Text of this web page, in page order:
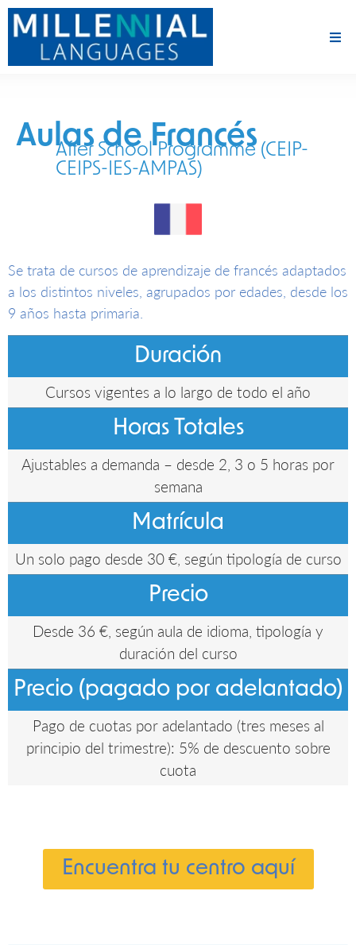
Aulas de Francés
After School Programme (CEIP-
CEIPS-IES-AMPAS)
Se trata de cursos de aprendizaje de francés adaptados
a los distintos niveles, agrupados por edades, desde los
9 años hasta primaria.
Duración
Cursos vigentes a lo largo de todo el año
Horas Totales
Ajustables a demanda – desde 2, 3 o 5 horas por
semana
Matrícula
Un solo pago desde 30 €, según tipología de curso
Precio
Desde 36 €, según aula de idioma, tipología y
duración del curso
Precio (pagado por adelantado)
Pago de cuotas por adelantado (tres meses al
principio del trimestre): 5% de descuento sobre
cuota
Encuentra tu centro aquí